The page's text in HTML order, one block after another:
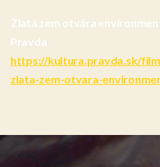
Zlatá zem otvára
Pravda
https://kultura.pravda.sk/
zlata-zem-otvara-